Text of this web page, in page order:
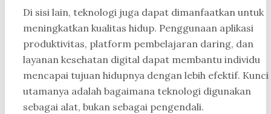
Di sisi lain, teknologi juga dapat dimanfaatkan untuk
meningkatkan kualitas hidup. Penggunaan aplikasi
produktivitas, platform pembelajaran daring, dan
layanan kesehatan digital dapat membantu individu
mencapai tujuan hidupnya dengan lebih efektif. Kunci
utamanya adalah bagaimana teknologi digunakan
sebagai alat, bukan sebagai pengendali.